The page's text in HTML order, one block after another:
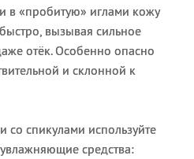
в «пробитую» иглами кожу
вызывая сильное
отёк. Особенно опасно
и склонной к
со спикулами используйте
средства: